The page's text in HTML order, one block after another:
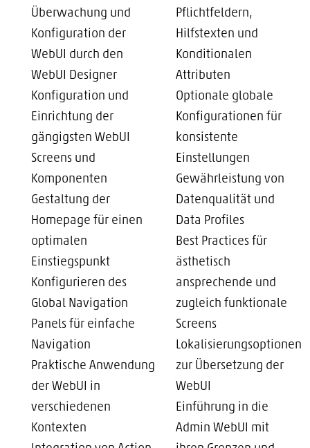
Überwachung und
Konfiguration der
WebUI durch den
WebUI Designer
Konfiguration und
Einrichtung der
gängigsten WebUI
Screens und
Komponenten
Gestaltung der
Homepage für einen
optimalen
Einstiegspunkt
Konfigurieren des
Global Navigation
Panels für einfache
Navigation
Praktische Anwendung
der WebUI in
verschiedenen
Kontexten
Pflichtfeldern,
Hilfstexten und
Konditionalen
Attributen
Optionale globale
Konfigurationen für
konsistente
Einstellungen
Gewährleistung von
Datenqualität und
Data Profiles
Best Practices für
ästhetisch
ansprechende und
zugleich funktionale
Screens
Lokalisierungsoptionen
zur Übersetzung der
WebUI
Einführung in die
Admin WebUI mit